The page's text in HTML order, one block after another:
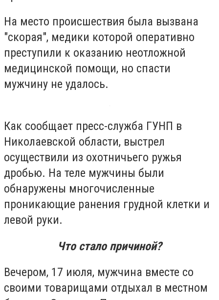
На место происшествия была вызвана
"скорая", медики которой оперативно
преступили к оказанию неотложной
медицинской помощи, но спасти
мужчину не удалось.
Как сообщает пресс-служба ГУНП в
Николаевской области, выстрел
осуществили из охотничьего ружья
дробью. На теле мужчины были
обнаружены многочисленные
проникающие ранения грудной клетки и
левой руки.
Что стало причиной?
Вечером, 17 июля, мужчина вместе со
своими товарищами отдыхал в местном